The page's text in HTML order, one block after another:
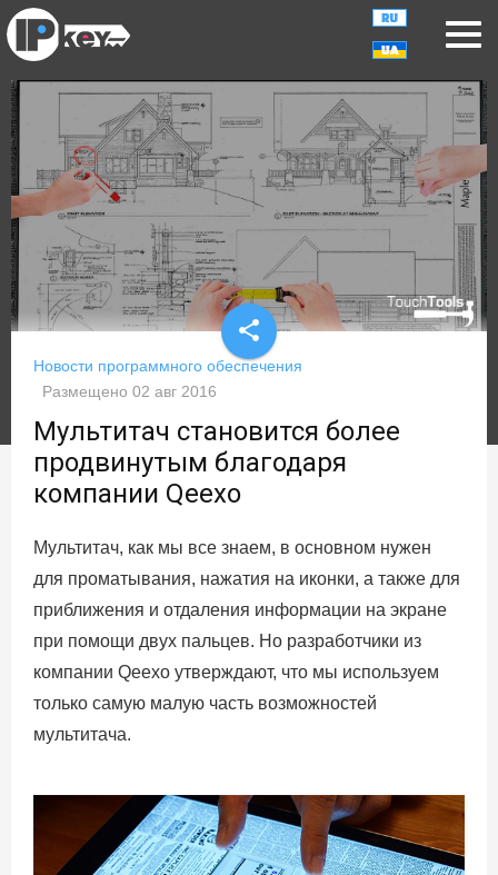
share
Новости программного обеспечения
Размещено 02 авг 2016
Мультитач становится более
продвинутым благодаря
компании Qeexo
Мультитач, как мы все знаем, в основном нужен
для проматывания, нажатия на иконки, а также для
приближения и отдаления информации на экране
при помощи двух пальцев. Но разработчики из
компании Qeexo утверждают, что мы используем
только самую малую часть возможностей
мультитача.